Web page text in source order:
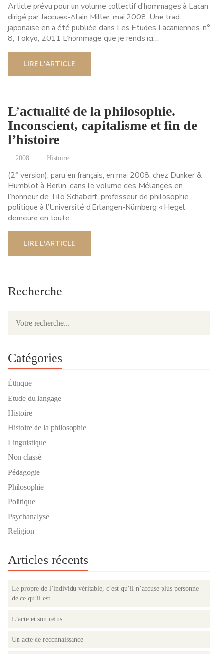
Article prévu pour un volume collectif d’hommages à Lacan
dirigé par Jacques-Alain Miller, mai 2008. Une trad.
japonaise en a été publiée dans Les Etudes Lacaniennes, n°
8, Tokyo, 2011 L’hommage que je rends ici…
LIRE L'ARTICLE
L’actualité de la philosophie.
Inconscient, capitalisme et fin de
l’histoire
2008 Histoire
(2° version), paru en français, en mai 2008, chez Dunker &
Humblot à Berlin, dans le volume des Mélanges en
l’honneur de Tilo Schabert, professeur de philosophie
politique à l’Université d’Erlangen-Nürnberg « Hegel
demeure en toute…
LIRE L'ARTICLE
Recherche
Catégories
Éthique
Etude du langage
Histoire
Histoire de la philosophie
Linguistique
Non classé
Pédagogie
Philosophie
Politique
Psychanalyse
Religion
Articles récents
Le propre de l’individu véritable, c’est qu’il n’accuse plus personne
de ce qu’il est
L’acte et son refus
Un acte de reconnaissance